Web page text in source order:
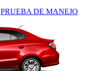
PRUEBA DE MANEJO